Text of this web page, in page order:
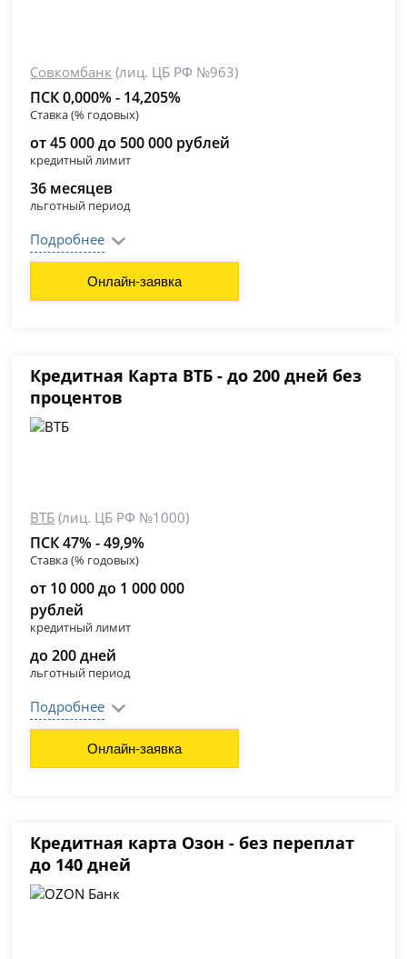
Совкомбанк (лиц. ЦБ РФ №963)
ПСК 0,000% - 14,205%
Ставка (% годовых)
от 45 000 до 500 000 рублей
кредитный лимит
36 месяцев
льготный период
Подробнее
Онлайн-заявка
Кредитная Карта ВТБ - до 200 дней без
процентов
ВТБ (лиц. ЦБ РФ №1000)
ПСК 47% - 49,9%
Ставка (% годовых)
от 10 000 до 1 000 000
рублей
кредитный лимит
до 200 дней
льготный период
Подробнее
Онлайн-заявка
Кредитная карта Озон - без переплат
до 140 дней